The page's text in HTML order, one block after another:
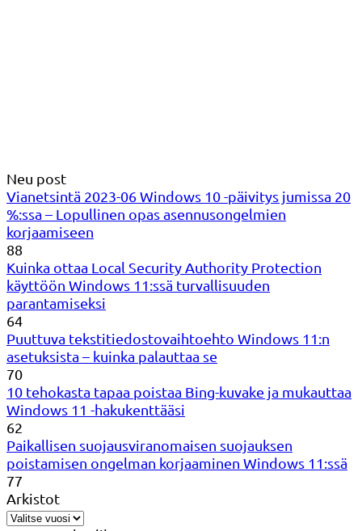
Neu post
Vianetsintä 2023-06 Windows 10 -päivitys jumissa 20
%:ssa – Lopullinen opas asennusongelmien
korjaamiseen
88
Kuinka ottaa Local Security Authority Protection
käyttöön Windows 11:ssä turvallisuuden
parantamiseksi
64
Puuttuva tekstitiedostovaihtoehto Windows 11:n
asetuksista – kuinka palauttaa se
70
10 tehokasta tapaa poistaa Bing-kuvake ja mukauttaa
Windows 11 -hakukenttääsi
62
Paikallisen suojausviranomaisen suojauksen
poistamisen ongelman korjaaminen Windows 11:ssä
77
Arkistot